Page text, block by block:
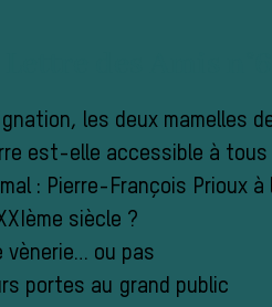
les deux mamelles
est-elle accessible à tous
: Pierre-François Prioux à
siècle ?
vènerie… ou pas
portes au grand public